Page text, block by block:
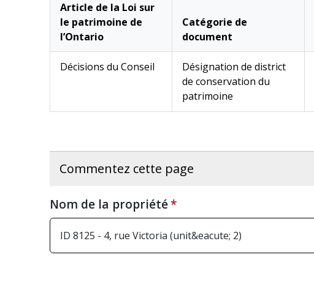
Article de la Loi sur
le patrimoine de
l’Ontario
Catégorie de
document
Décisions du Conseil
Désignation de district
de conservation du
patrimoine
Commentez cette page
Nom de la propriété